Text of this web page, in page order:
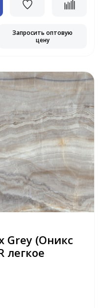
Запросить оптовую
цену
Grey (Оникс
легкое